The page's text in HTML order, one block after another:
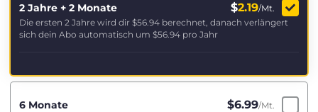
2 Jahre + 2 Monate $2.19/Mt.
Die ersten 2 Jahre wird dir $56.94 berechnet, danach verlängert
sich dein Abo automatisch um $56.94 pro Jahr
6 Monate $6.99/Mt.